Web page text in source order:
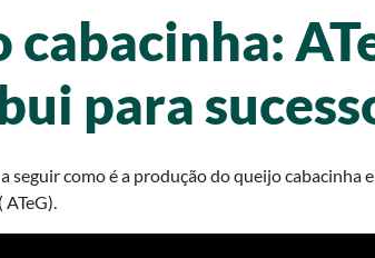
cabacinha:
para
seguir como é a produção do queijo